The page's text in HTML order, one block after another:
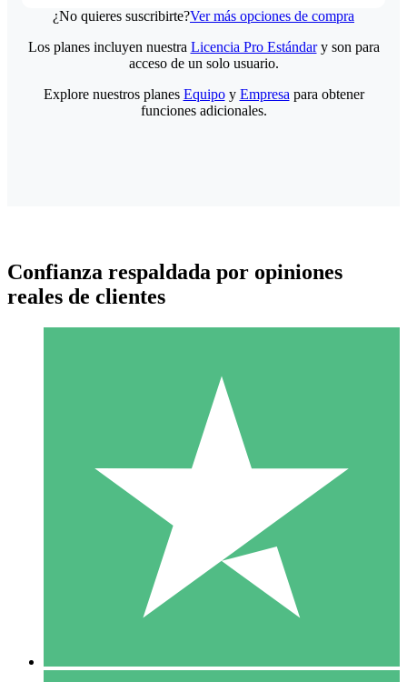
¿No quieres suscribirte?Ver más opciones de compra
Paquetes de Créditos Individuales
Paga según el uso con créditos de descarga. Sin compromiso
10 00
Los planes incluyen nuestra Licencia Pro Estándary son para
acceso de un solo usuario.
Explore nuestros planes Equipoy Empresa para obtener
funciones adicionales.
Confianza respaldada por opiniones
reales de clientes